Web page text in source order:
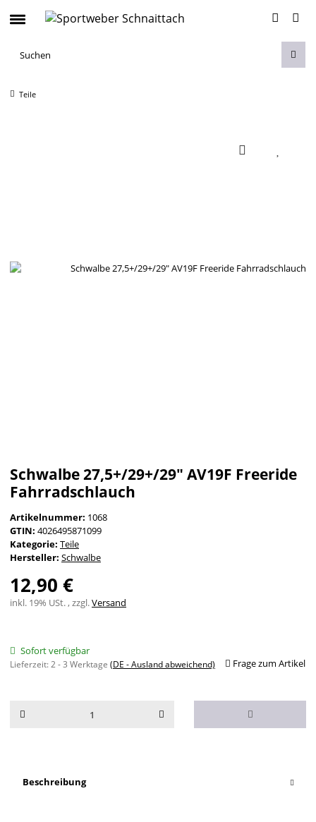
Teile
Schwalbe 27,5+/29+/29" AV19F Freeride
Fahrradschlauch
Artikelnummer: 1068
GTIN: 4026495871099
Kategorie: Teile
Hersteller: Schwalbe
12,90 €
inkl. 19% USt. , zzgl.Versand
Sofort verfügbar
Lieferzeit:2 - 3 Werktage (DE - Ausland abweichend) Frage zum Artikel
Beschreibung